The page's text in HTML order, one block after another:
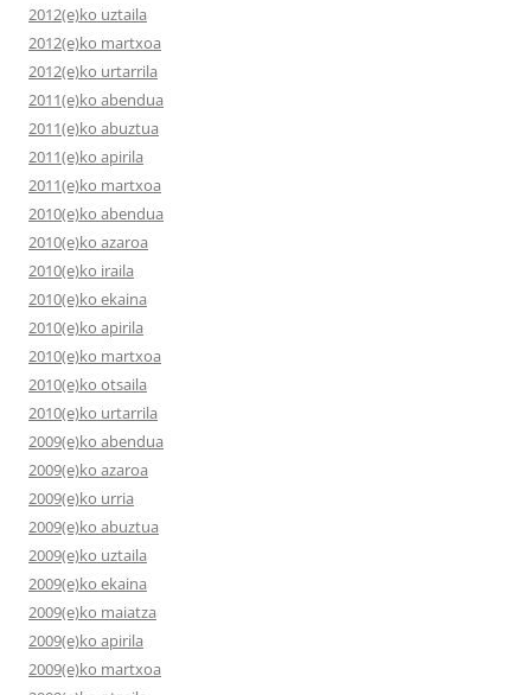
2012(e)ko uztaila
2012(e)ko martxoa
2012(e)ko urtarrila
2011(e)ko abendua
2011(e)ko abuztua
2011(e)ko apirila
2011(e)ko martxoa
2010(e)ko abendua
2010(e)ko azaroa
2010(e)ko iraila
2010(e)ko ekaina
2010(e)ko apirila
2010(e)ko martxoa
2010(e)ko otsaila
2010(e)ko urtarrila
2009(e)ko abendua
2009(e)ko azaroa
2009(e)ko urria
2009(e)ko abuztua
2009(e)ko uztaila
2009(e)ko ekaina
2009(e)ko maiatza
2009(e)ko apirila
2009(e)ko martxoa